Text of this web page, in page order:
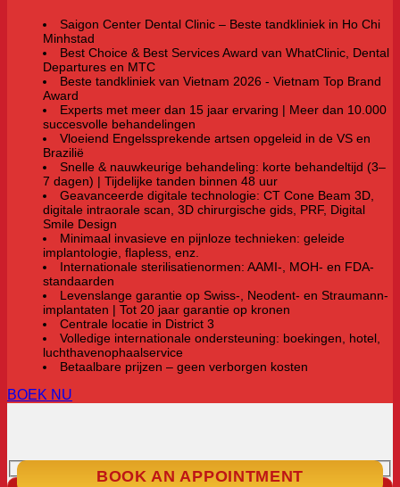
Saigon Center Dental Clinic – Beste tandkliniek in Ho Chi
Minhstad
Best Choice & Best Services Award van WhatClinic, Dental
Departures en MTC
Beste tandkliniek van Vietnam 2026 - Vietnam Top Brand
Award
Experts met meer dan 15 jaar ervaring | Meer dan 10.000
succesvolle behandelingen
Vloeiend Engelssprekende artsen opgeleid in de VS en
Brazilië
Snelle & nauwkeurige behandeling: korte behandeltijd (3–
7 dagen) | Tijdelijke tanden binnen 48 uur
Geavanceerde digitale technologie: CT Cone Beam 3D,
digitale intraorale scan, 3D chirurgische gids, PRF, Digital
Smile Design
Minimaal invasieve en pijnloze technieken: geleide
implantologie, flapless, enz.
Internationale sterilisatienormen: AAMI-, MOH- en FDA-
standaarden
Levenslange garantie op Swiss-, Neodent- en Straumann-
implantaten | Tot 20 jaar garantie op kronen
Centrale locatie in District 3
Volledige internationale ondersteuning: boekingen, hotel,
luchthavenophaalservice
Betaalbare prijzen – geen verborgen kosten
BOEK NU
BOOK AN APPOINTMENT